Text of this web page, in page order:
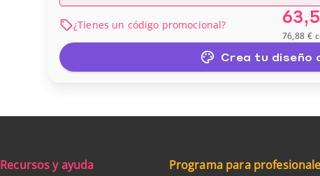
¿Tienes un código promocional?
76,88 €
Crea tu diseño
Recursos y ayuda Programa para